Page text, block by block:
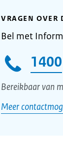
VRAGEN OVER
Bel met
1400
Bereikbaar van
Meer